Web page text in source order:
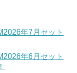
年7月セット
年6月セット